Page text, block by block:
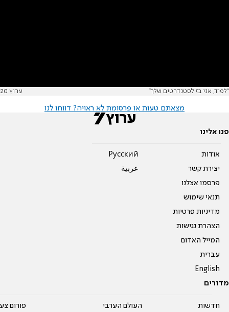
"לפיד, אני בז לסטנדרטים שלך" ערוץ 20
מצאתם טעות או פרסומת לא ראויה? דווחו לנו
פנו אלינו
אודות
יצירת קשר
פרסמו אצלנו
תנאי שימוש
מדיניות פרטיות
הצהרת נגישות
המייל האדום
עברית
English
Pусский
عربية
מדורים
חדשות העולם הערבי פורום